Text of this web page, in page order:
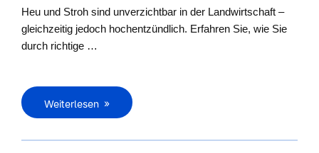
Heu und Stroh sind unverzichtbar in der Landwirtschaft –
gleichzeitig jedoch hochentzündlich. Erfahren Sie, wie Sie
durch richtige …
Weiterlesen